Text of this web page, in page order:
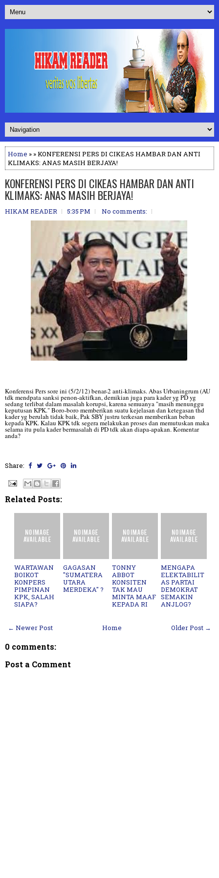
Home » » KONFERENSI PERS DI CIKEAS HAMBAR DAN ANTI
KLIMAKS: ANAS MASIH BERJAYA!
KONFERENSI PERS DI CIKEAS HAMBAR DAN ANTI
KLIMAKS: ANAS MASIH BERJAYA!
HIKAM READER 5:35 PM No comments:
Konferensi Pers sore ini (5/2/12) benar-2 anti-klimaks. Abas Urbaningrum (AU
tdk mendpata sanksi penon-aktifkan, demikian juga para kader yg PD yg
sedang terlibat dalam masalah korupsi, karena semuanya "masih menunggu
keputusan KPK." Boro-boro memberikan suatu kejelasan dan ketegasan thd
kader yg berulah tidak baik, Pak SBY justru terkesan memberikan beban
kepada KPK. Kalau KPK tdk segera melakukan proses dan memutuskan maka
selama itu pula kader bermasalah di PD tdk akan diapa-apakan. Komentar
anda?
Share:
Related Posts:
WARTAWAN
BOIKOT
KONPERS
PIMPINAN
KPK, SALAH
SIAPA?
GAGASAN
"SUMATERA
UTARA
MERDEKA" ?
TONNY
ABBOT
KONSITEN
TAK MAU
MINTA MAAF
KEPADA RI
MENGAPA
ELEKTABILIT
AS PARTAI
DEMOKRAT
SEMAKIN
ANJLOG?
← Newer Post Older Post →
Home
0 comments:
Post a Comment